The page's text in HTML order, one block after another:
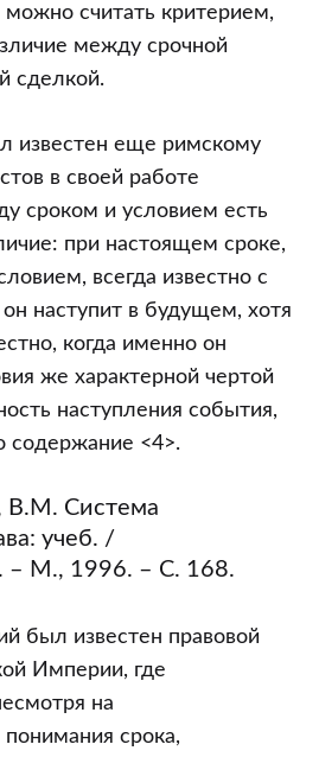
считать критерием,
между срочной
сделкой.
известен еще римскому
в своей работе
сроком и условием есть
при настоящем сроке,
всегда известно с
наступит в будущем, хотя
когда именно он
же характерной чертой
наступления события,
содержание <4>.
В.М. Система
учеб. /
– М., 1996. – С. 168.
был известен правовой
Империи, где
на
срока,